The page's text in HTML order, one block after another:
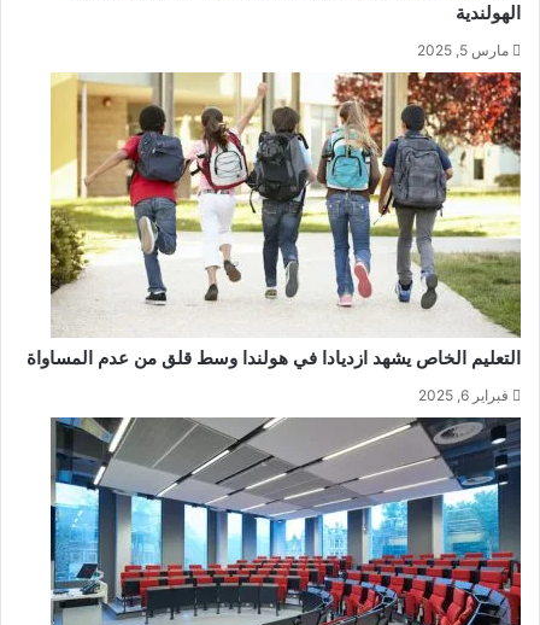
الهولندية
مارس 5, 2025
التعليم الخاص يشهد ازديادا في هولندا وسط قلق من عدم المساواة
فبراير 6, 2025